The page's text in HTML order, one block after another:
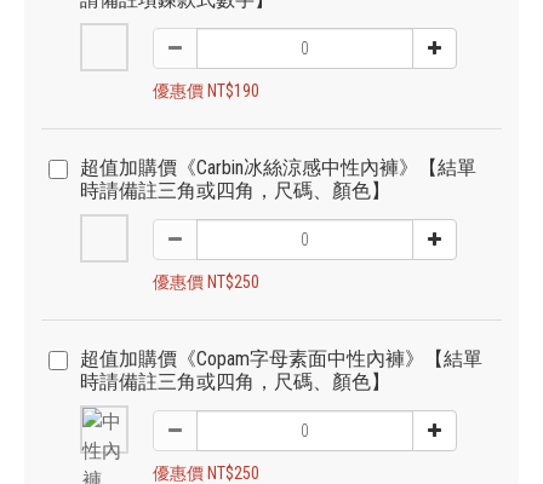
優惠價 NT$190
超值加購價《Carbin冰絲涼感中性內褲》【結單
時請備註三角或四角，尺碼、顏色】
優惠價 NT$250
超值加購價《Copam字母素面中性內褲》【結單
時請備註三角或四角，尺碼、顏色】
優惠價 NT$250